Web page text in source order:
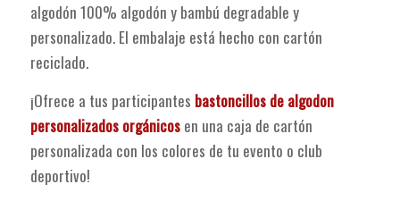
algodón 100% algodón y bambú degradable y
personalizado. El embalaje está hecho con cartón
reciclado.
¡Ofrece a tus participantes bastoncillos de algodon
personalizados orgánicosen una caja de cartón
personalizada con los colores de tu evento o club
deportivo!